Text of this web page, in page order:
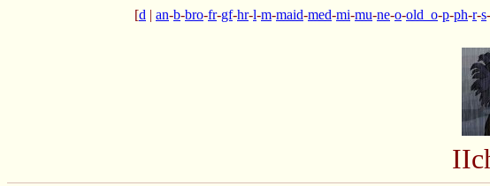
[d | an-b-bro-fr-gf-hr-l-m-maid-med-mi-mu-ne-o-old_o-p-ph-r-s-